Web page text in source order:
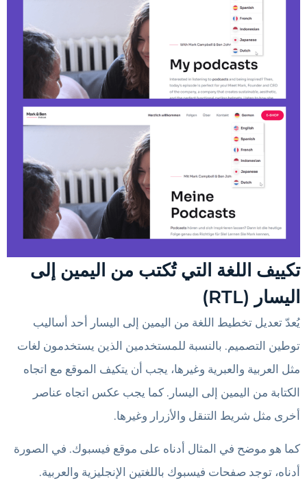
تكييف اللغة التي تُكتب من اليمين إلى
اليسار (RTL)
يُعدّ تعديل تخطيط اللغة من اليمين إلى اليسار أحد أساليب
توطين التصميم. بالنسبة للمستخدمين الذين يستخدمون لغات
مثل العربية والعبرية وغيرها، يجب أن يتكيف الموقع مع اتجاه
الكتابة من اليمين إلى اليسار. كما يجب عكس اتجاه عناصر
أخرى مثل شريط التنقل والأزرار وغيرها.
كما هو موضح في المثال أدناه على موقع فيسبوك. في الصورة
أدناه، توجد صفحات فيسبوك باللغتين الإنجليزية والعربية.